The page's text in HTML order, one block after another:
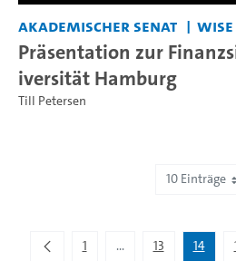
Akademischer Senat
Präsentation zur
iversität Hamburg
Till Petersen
10 Einträge
1 ...
Zwischenseiten
13 14